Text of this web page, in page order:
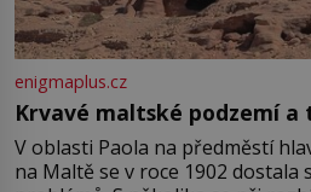
enigmaplus.cz
Krvavé maltské podzemí
V oblasti Paola na předměstí
na Maltě se v roce 1902 dostala